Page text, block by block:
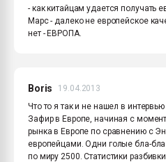
- как китайцам удается получать
Марс - далеко не европейское
нет - ЕВРОПА.
Boris
19.04.2013
Что то я так и не нашел в
Зафир в Европе, начиная с
рынка в Европе по сравнению с
европейцами. Одни голые бла-
по миру 2500. Статистики